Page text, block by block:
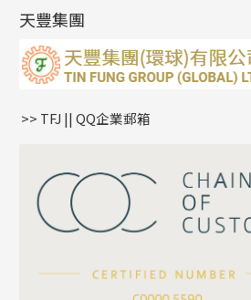
公司名稱
雙十字鏈系列
水波鏈系列
蛇骨鏈系列
鏈尾系列
嘴唇鏈系列
S車花鏈系列
珍珠鏈系列
坦克鏈系列
滿天星鏈系列
方假繩鏈系列
耳環扣系列
耳綫/耳鈎系列
耳環爪頭
耳環
字母吊墜
相盒吊墜
項鏈吊墜
生肖吊墜
星座吊墜
珠扣
天豐集團
>> TFJ || QQ企業郵箱